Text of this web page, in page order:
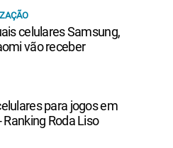
celulares Samsung,
vão receber
para jogos em
Ranking Roda Liso